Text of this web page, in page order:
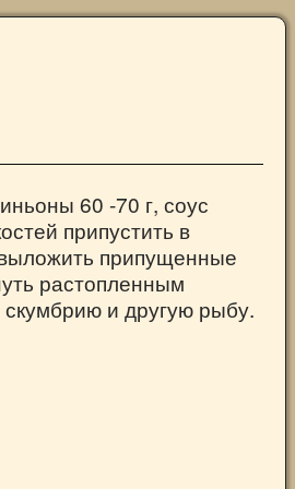
60 -70 г, соус
припустить в
припущенные
растопленным
и другую рыбу.